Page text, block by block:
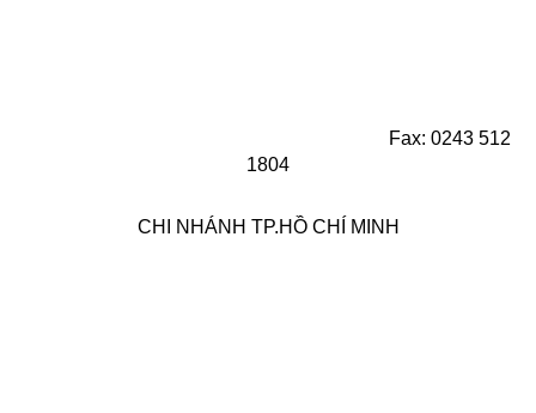
Fax: 0243 512
1804
CHI NHÁNH TP.HỒ CHÍ MINH